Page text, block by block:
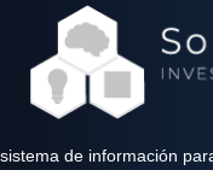
sistema de información